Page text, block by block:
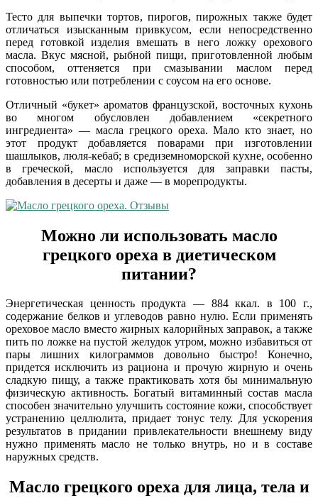
Тесто для выпечки тортов, пирогов, пирожных также будет
отличаться изысканным привкусом, если непосредственно
перед готовкой изделия вмешать в него ложку орехового
масла. Вкус мясной, рыбной пищи, приготовленной любым
способом, оттеняется при смазывании маслом перед
готовностью или потреблении с соусом на его основе.
Отличный «букет» ароматов французской, восточных кухонь
во многом обусловлен добавлением «секретного
ингредиента» — масла грецкого ореха. Мало кто знает, но
этот продукт добавляется поварами при изготовлении
шашлыков, люля-кебаб; в средиземноморской кухне, особенно
в греческой, масло используется для заправки пасты,
добавления в десерты и даже — в морепродукты.
Можно ли использовать масло
грецкого ореха в диетическом
питании?
Энергетическая ценность продукта — 884 ккал. в 100 г.,
содержание белков и углеводов равно нулю. Если применять
ореховое масло вместо жирных калорийных заправок, а также
пить по ложке на пустой желудок утром, можно избавиться от
пары лишних килограммов довольно быстро! Конечно,
придется исключить из рациона и прочую жирную и очень
сладкую пищу, а также практиковать хотя бы минимальную
физическую активность. Богатый витаминный состав масла
способен значительно улучшить состояние кожи, способствует
устранению целлюлита, придает тонус телу. Для ускорения
результатов в придании привлекательности внешнему виду
нужно применять масло не только внутрь, но и в составе
наружных средств.
Масло грецкого ореха для лица, тела и